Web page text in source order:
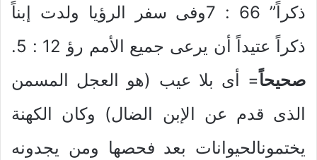
ذكراً” 66 : 7وفى سفر الرؤيا ولدت إبناً
ذكراً عتيداً أن يرعى جميع الأمم رؤ 12 : 5.
صحيحاً= أى بلا عيب (هو العجل المسمن
الذى قدم عن الإبن الضال) وكان الكهنة
يختمونالحيوانات بعد فحصها ومن يجدونه